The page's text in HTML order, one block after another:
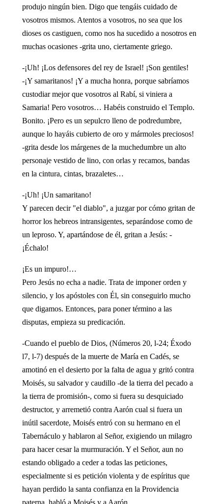
produjo ningún bien. Digo que tengáis cuidado de
vosotros mismos. Atentos a vosotros, no sea que los
dioses os castiguen, como nos ha sucedido a nosotros en
muchas ocasiones -grita uno, ciertamente griego.
-¡Uh! ¡Los defensores del rey de Israel! ¡Son gentiles!
-¡Y samaritanos! ¡Y a mucha honra, porque sabríamos
custodiar mejor que vosotros al Rabí, si viniera a
Samaria! Pero vosotros… Habéis construido el Templo.
Bonito. ¡Pero es un sepulcro lleno de podredumbre,
aunque lo hayáis cubierto de oro y mármoles preciosos!
-grita desde los márgenes de la muchedumbre un alto
personaje vestido de lino, con orlas y recamos, bandas
en la cintura, cintas, brazaletes…
-¡Uh! ¡Un samaritano!
Y parecen decir "el diablo", a juzgar por cómo gritan de
horror los hebreos intransigentes, separándose como de
un leproso. Y, apartándose de él, gritan a Jesús: -
¡Échalo!
¡Es un impuro!…
Pero Jesús no echa a nadie. Trata de imponer orden y
silencio, y los apóstoles con Él, sin conseguirlo mucho
que digamos. Entonces, para poner término a las
disputas, empieza su predicación.
-Cuando el pueblo de Dios, (Números 20, l-24; Éxodo
l7, l-7) después de la muerte de María en Cadés, se
amotinó en el desierto por la falta de agua y gritó contra
Moisés, su salvador y caudillo -de la tierra del pecado a
la tierra de promisión-, como si fuera su desquiciado
destructor, y arremetió contra Aarón cual si fuera un
inútil sacerdote, Moisés entró con su hermano en el
Tabernáculo y hablaron al Señor, exigiendo un milagro
para hacer cesar la murmuración. Y el Señor, aun no
estando obligado a ceder a todas las peticiones,
especialmente si es petición violenta y de espíritus que
hayan perdido la santa confianza en la Providencia
paterna, habló a Moisés y a Aarón.